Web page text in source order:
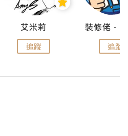
艾米莉
追蹤 追蹤